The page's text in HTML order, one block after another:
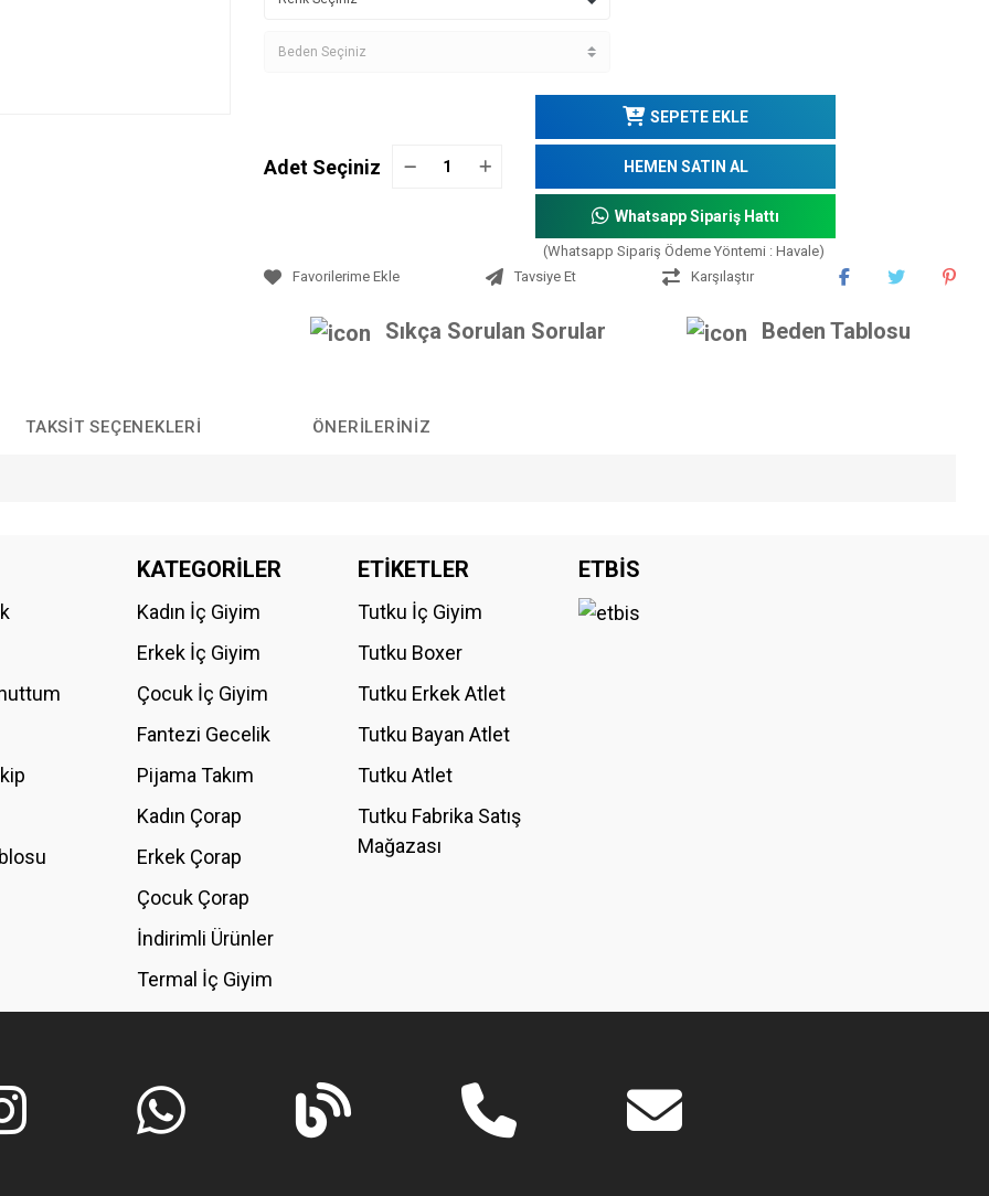
Adet Seçiniz
SEPETE EKLE
HEMEN SATIN AL
Whatsapp Sipariş Hattı
(Whatsapp Sipariş Ödeme Yöntemi : Havale)
Tavsiye Et
Karşılaştır
Sıkça Sorulan Sorular Beden Tablosu
TAKSIT SEÇENEKLERI ÖNERILERINIZ
Bu ürüne ilk yorumu siz yapın!
KATEGORİLER
Kadın İç Giyim
Erkek İç Giyim
Çocuk İç Giyim
Fantezi Gecelik
Pijama Takım
Kadın Çorap
Erkek Çorap
Çocuk Çorap
İndirimli Ürünler
Termal İç Giyim
ETİKETLER
Tutku İç Giyim
Tutku Boxer
Tutku Erkek Atlet
Tutku Bayan Atlet
Tutku Atlet
Tutku Fabrika Satış
Mağazası
ETBİS